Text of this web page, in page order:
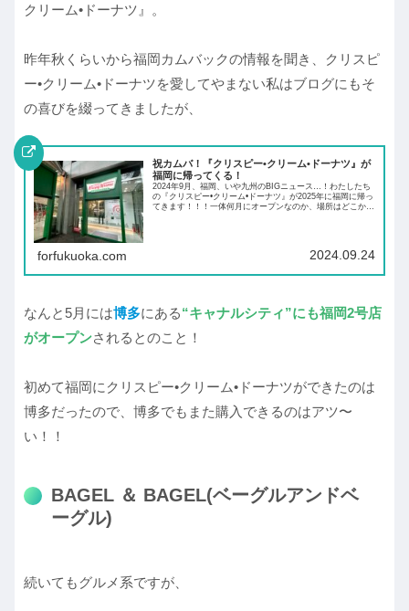
クリーム•ドーナツ』。
昨年秋くらいから福岡カムバックの情報を聞き、クリスピ
ー•クリーム•ドーナツを愛してやまない私はブログにもそ
の喜びを綴ってきましたが、
祝カムバ！『クリスピー•クリーム•ドーナツ』が
福岡に帰ってくる！
2024年9月、福岡、いや九州のBIGニュース…！わたしたち
の『クリスピー•クリーム•ドーナツ』が2025年に福岡に帰っ
てきます！！！一体何月にオープンなのか、場所はどこか、
forfukuoka.com 2024.09.24
なんと5月には博多にある“キャナルシティ”にも福岡2号店
がオープンされるとのこと！
初めて福岡にクリスピー•クリーム•ドーナツができたのは
博多だったので、博多でもまた購入できるのはアツ〜
い！！
BAGEL ＆ BAGEL(ベーグルアンドベ
ーグル)
続いてもグルメ系ですが、